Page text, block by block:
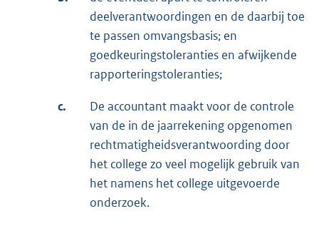
deelverantwoordingen en de daarbij toe
te passen omvangsbasis; en
goedkeuringstoleranties en afwijkende
rapporteringstoleranties;
c.
De accountant maakt voor de controle
van de in de jaarrekening opgenomen
rechtmatigheidsverantwoording door
het college zo veel mogelijk gebruik van
het namens het college uitgevoerde
onderzoek.